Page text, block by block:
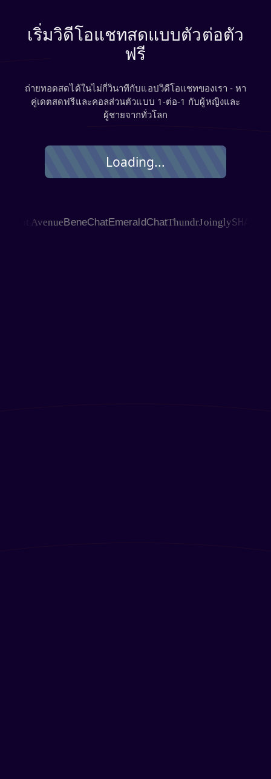
เริ่มวิดีโอแชทสดแบบตัวต่อตัว
ฟรี
ถ่ายทอดสดได้ในไม่กี่วินาทีกับแอปวิดีโอแชทของเรา - หา
คู่เดตสดฟรีและคอลส่วนตัวแบบ 1‑ต่อ‑1 กับผู้หญิงและ
ผู้ชายจากทั่วโลก
Loading...
AvenueBeneChatEmeraldChatThundrJoinglySHAGLE